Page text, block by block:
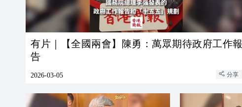
有片｜【全國兩會】陳勇：萬眾期待政府工作報
告
2026-03-05 分享